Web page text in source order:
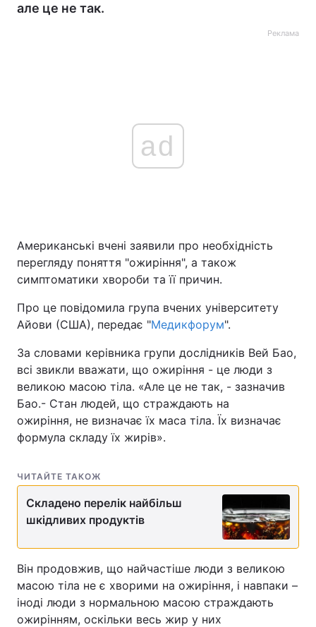
але це не так.
Реклама
ad
Американські вчені заявили про необхідність
перегляду поняття "ожиріння", а також
симптоматики хвороби та її причин.
Про це повідомила група вчених університету
Айови (США), передає "Медикфорум".
За словами керівника групи дослідників Вей Бао,
всі звикли вважати, що ожиріння - це люди з
великою масою тіла. «Але це не так, - зазначив
Бао.- Стан людей, що страждають на
ожиріння, не визначає їх маса тіла. Їх визначає
формула складу їх жирів».
ЧИТАЙТЕ ТАКОЖ
Складено перелік найбільш
шкідливих продуктів
Він продовжив, що найчастіше люди з великою
масою тіла не є хворими на ожиріння, і навпаки –
іноді люди з нормальною масою страждають
ожирінням, оскільки весь жир у них